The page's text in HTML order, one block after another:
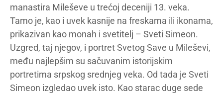
manastira Mileševe u trećoj deceniji 13. veka.
Tamo je, kao i uvek kasnije na freskama ili ikonama,
prikazivan kao monah i svetitelj – Sveti Simeon.
Uzgred, taj njegov, i portret Svetog Save u Mileševi,
među najlepšim su sačuvanim istorijskim
portretima srpskog srednjeg veka. Od tada je Sveti
Simeon izgledao uvek isto. Kao starac duge sede